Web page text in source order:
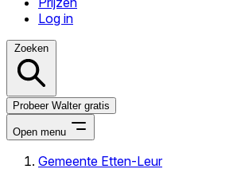
Log in
Zoeken
Probeer Walter gratis
Open menu
Gemeente Etten-Leur